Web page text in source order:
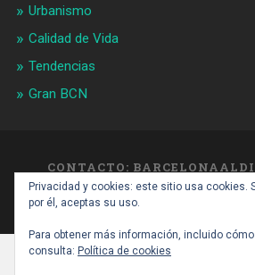
Urbanismo
Calidad de Vida
Tendencias
Gran BCN
CONTACTO:
GMAIL.COM
Privacidad y cookies: este sitio usa cookies.
por él, aceptas su uso.
Para obtener más información, incluido
consulta: Política de cookies